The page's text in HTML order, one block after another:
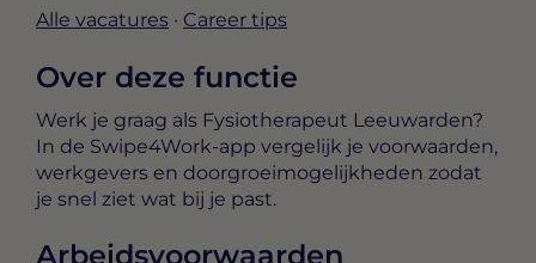
Alle vacatures · Career tips
Over deze functie
Werk je graag als Fysiotherapeut Leeuwarden?
In de Swipe4Work-app vergelijk je voorwaarden,
werkgevers en doorgroeimogelijkheden zodat
je snel ziet wat bij je past.
Arbeidsvoorwaarden